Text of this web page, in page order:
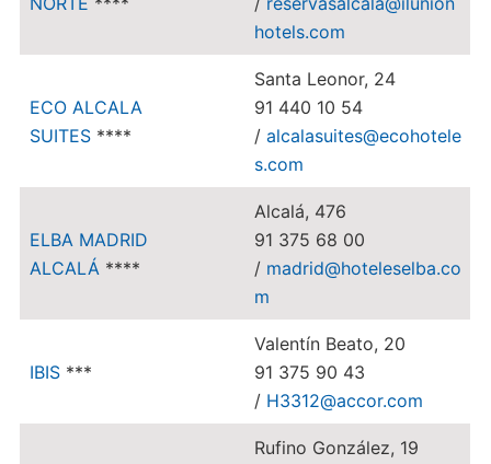
hotels.com
ECO ALCALA
SUITES****
Santa Leonor, 24
91 440 10 54
/ alcalasuites@ecohotele
s.com
ELBA MADRID
ALCALÁ****
Alcalá, 476
91 375 68 00
/ madrid@hoteleselba.co
m
IBIS ***
Valentín Beato, 20
91 375 90 43
/ H3312@accor.com
Rufino González, 19